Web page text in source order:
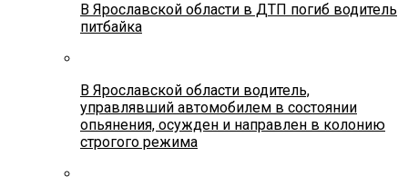
В Ярославской области в ДТП погиб водитель
питбайка
В Ярославской области водитель,
управлявший автомобилем в состоянии
опьянения, осужден и направлен в колонию
строгого режима